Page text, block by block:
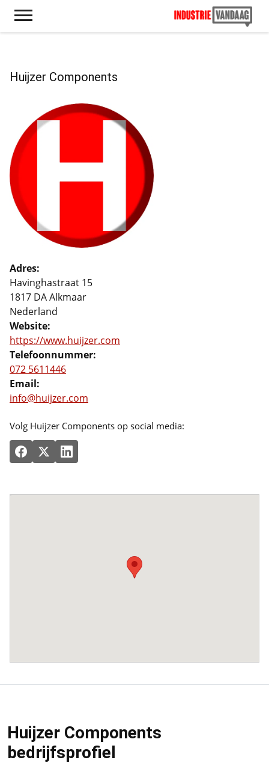
Huijzer Components
Adres:
Havinghastraat 15
1817 DA Alkmaar
Nederland
Website:
https://www.huijzer.com
Telefoonnummer:
072 5611446
Email:
info@huijzer.com
Volg Huijzer Components op social media:
Huijzer Components
bedrijfsprofiel